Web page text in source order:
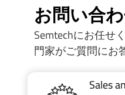
お問い合
Semtechにお任せ
門家がご質問にお
Sales